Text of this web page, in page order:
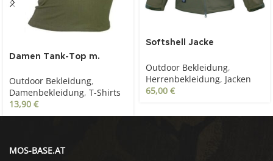
Damen Tank-Top m.
Outdoor Bekleidung,
Damenbekleidung, T-Shirts
13,90 €
Softshell Jacke
Outdoor Bekleidung,
Herrenbekleidung, Jacken
65,00 €
MOS-BASE.AT